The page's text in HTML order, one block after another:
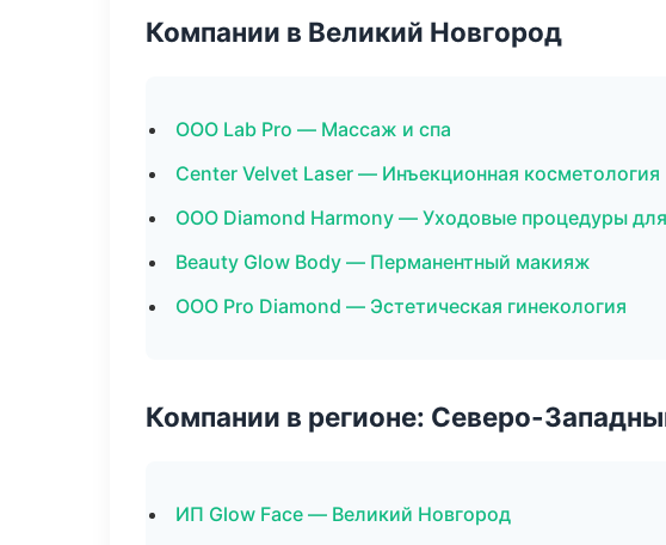
Компании в Великий Новгород
ООО Lab Pro — Массаж и спа
Center Velvet Laser — Инъекционная косметология
ООО Diamond Harmony — Уходовые процедуры
Beauty Glow Body — Перманентный макияж
ООО Pro Diamond — Эстетическая гинекология
Компании в регионе: Северо-
ИП Glow Face — Великий Новгород